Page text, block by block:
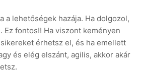
a lehetőségek hazája. Ha dolgozol,
Ez fontos!! Ha viszont keményen
érhetsz el, és ha emellett
és elég elszánt, agilis, akkor akár